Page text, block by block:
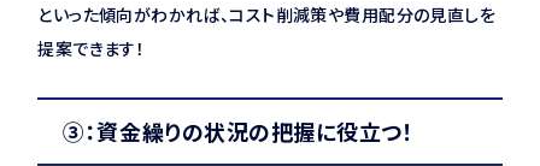
といった傾向がわかれば、コスト削減策や費用配分の見直しを
提案できます！
③：資金繰りの状況の把握に役立つ！